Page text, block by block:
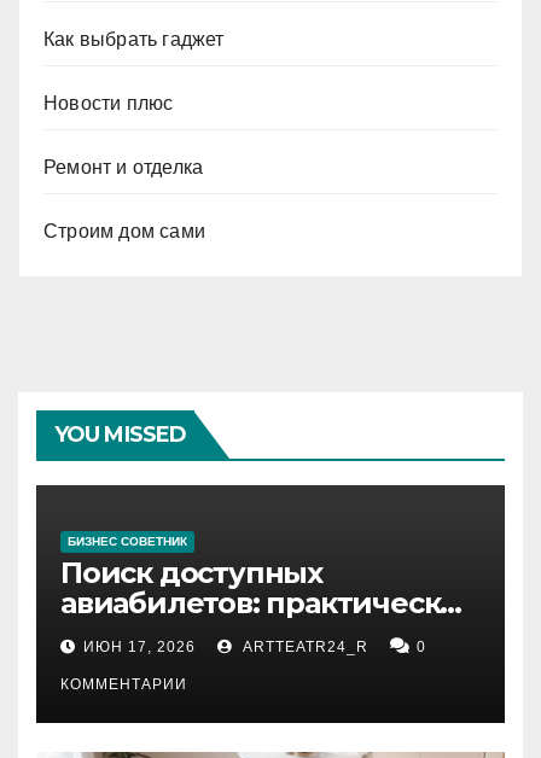
Как выбрать гаджет
Новости плюс
Ремонт и отделка
Строим дом сами
YOU MISSED
БИЗНЕС СОВЕТНИК
Поиск доступных
авиабилетов: практические
рекомендации
ИЮН 17, 2026 ARTTEATR24_R 0
КОММЕНТАРИИ